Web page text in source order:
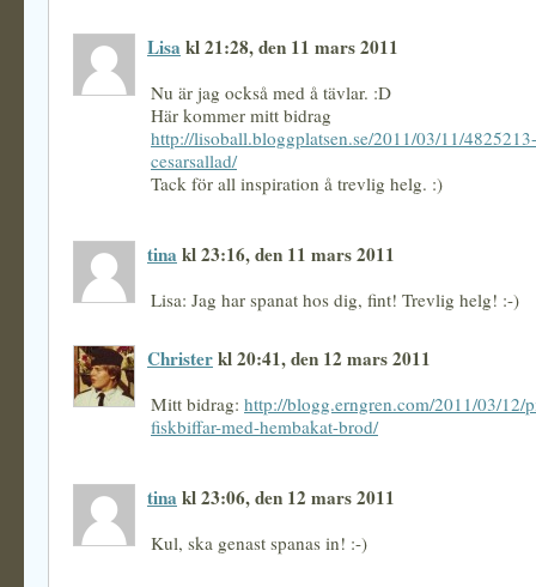
Lisa kl 21:28, den 11 mars 2011
Nu är jag också med å tävlar. :D
Här kommer mitt bidrag
http://lisoball.bloggplatsen.se/2011/03/11/
cesarsallad/
Tack för all inspiration å trevlig helg. :)
tina kl 23:16, den 11 mars 2011
Lisa: Jag har spanat hos dig, fint! Trevlig helg! :-)
Christerkl 20:41, den 12 mars 2011
Mitt bidrag: http://blogg.erngren.com/2011/03/12/
fiskbiffar-med-hembakat-brod/
tina kl 23:06, den 12 mars 2011
Kul, ska genast spanas in! :-)